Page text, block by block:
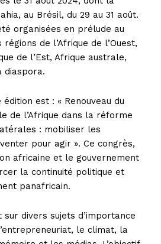
au Brésil, du 29 au 31 août.
organisées en prélude au
de l’Afrique de l’Ouest,
de l’Est, Afrique australe,
diaspora.
est : « Renouveau du
de l’Afrique dans la réforme
: mobiliser les
pour agir ». Ce congrès,
africaine et le gouvernement
la continuité politique et
panafricain.
divers sujets d’importance
le climat, la